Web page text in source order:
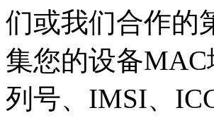
们或我们合作的
集您的设备
列号、IMSI、